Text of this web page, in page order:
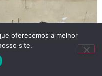
oferecemos a melhor
site.